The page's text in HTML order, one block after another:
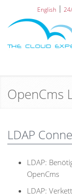
English
OpenCms
LDAP
LDAP:
OpenCms
LDAP: